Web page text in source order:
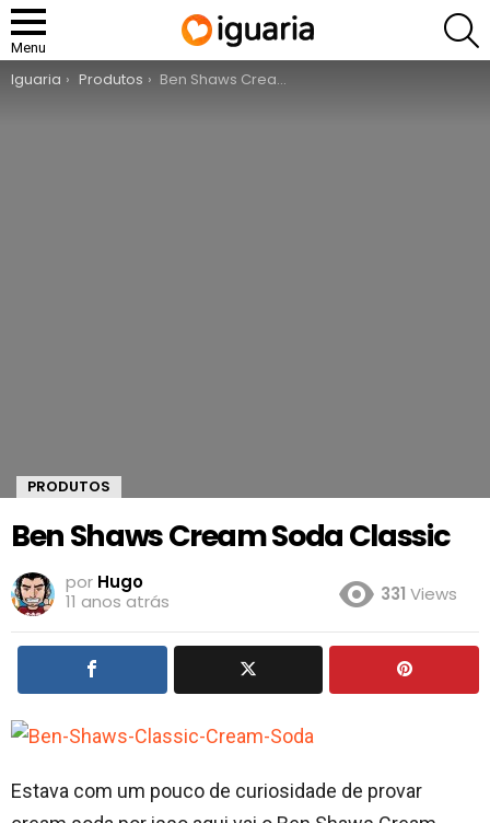
Menu
You are here:
Iguaria Produtos Ben Shaws Cream Soda Classic
PRODUTOS
Ben Shaws Cream Soda Classic
por Hugo
11 anos atrás
331 Views
Estava com um pouco de curiosidade de provar